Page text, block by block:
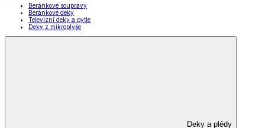
Beránkové soupravy
Beránkové deky
Televizní deky a pytle
Deky z mikroplyše
Deky a plédy